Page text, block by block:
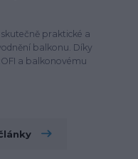
praktické a
balkonu. Díky
a balkonovému